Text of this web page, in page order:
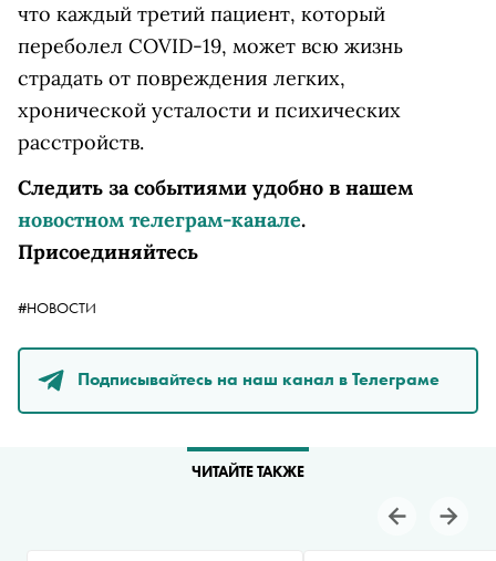
что каждый третий пациент, который
переболел COVID-19, может всю жизнь
страдать от повреждения легких,
хронической усталости и психических
расстройств.
Следить за событиями удобно в нашем
новостном телеграм-канале.
Присоединяйтесь
#НОВОСТИ
Подписывайтесь на наш канал в Телеграме
ЧИТАЙТЕ ТАКЖЕ